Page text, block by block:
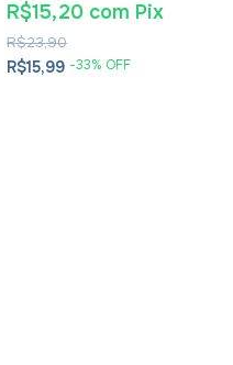
R$15,99 -33% OFF
R$23,90
R$15,20 com Pix